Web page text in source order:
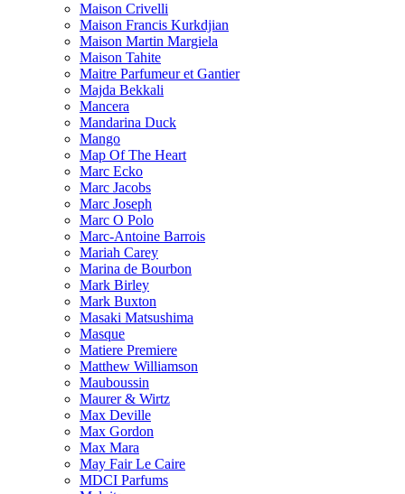
Maison Crivelli
Maison Francis Kurkdjian
Maison Martin Margiela
Maison Tahite
Maitre Parfumeur et Gantier
Majda Bekkali
Mancera
Mandarina Duck
Mango
Map Of The Heart
Marc Ecko
Marc Jacobs
Marc Joseph
Marc O Polo
Marc-Antoine Barrois
Mariah Carey
Marina de Bourbon
Mark Birley
Mark Buxton
Masaki Matsushima
Masque
Matiere Premiere
Matthew Williamson
Mauboussin
Maurer & Wirtz
Max Deville
Max Gordon
Max Mara
May Fair Le Caire
MDCI Parfums